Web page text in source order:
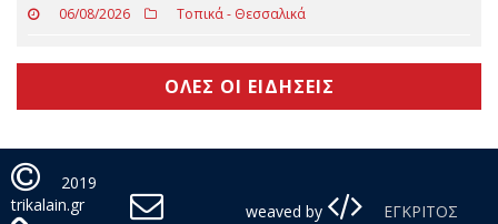
06/08/2026 Απόψεις
Επίσκεψη του Συλλόγου Υπαλλήλων ΥΠ.ΕΘ.Α
Θεσσαλίας στη ΣΜΥ
06/08/2026 Τοπικά - Θεσσαλικά